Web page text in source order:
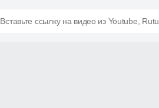
Вставьте ссылку на видео из Youtube,